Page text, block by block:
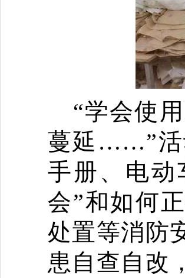
“学会使
蔓延……”活
手册、电动
会”和如何
处置等消防
患自查自改